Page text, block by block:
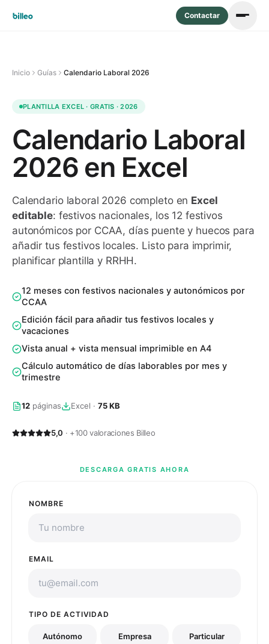
Contactar
Inicio Guías Calendario Laboral 2026
PLANTILLA EXCEL · GRATIS · 2026
Calendario Laboral
2026 en Excel
Calendario laboral 2026 completo en Excel
editable: festivos nacionales, los 12 festivos
autonómicos por CCAA, días puente y huecos para
añadir tus festivos locales. Listo para imprimir,
planificar plantilla y RRHH.
12 meses con festivos nacionales y autonómicos por
CCAA
Edición fácil para añadir tus festivos locales y
vacaciones
Vista anual + vista mensual imprimible en A4
Cálculo automático de días laborables por mes y
trimestre
12 páginas Excel · 75 KB
5,0 · +100 valoraciones Billeo
DESCARGA GRATIS AHORA
NOMBRE
EMAIL
TIPO DE ACTIVIDAD
Autónomo Empresa Particular